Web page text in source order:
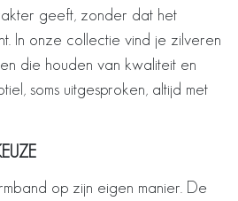
geeft, zonder dat het
In onze collectie vind je zilveren
die houden van kwaliteit en
soms uitgesproken, altijd met
op zijn eigen manier. De